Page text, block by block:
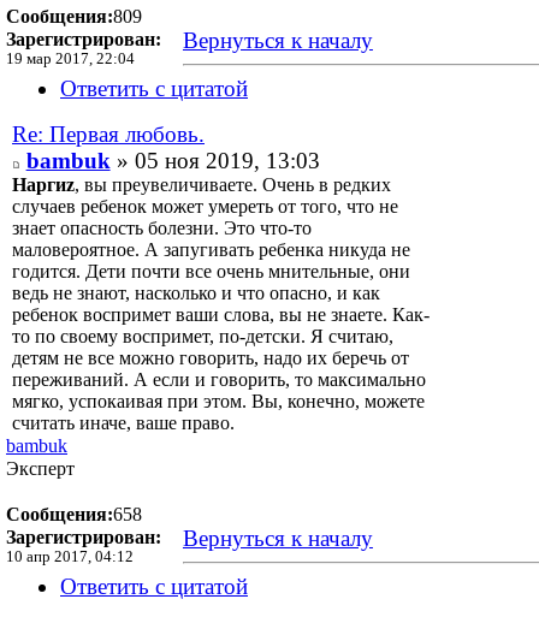
Сообщения:809
Зарегистрирован:
19 мар 2017, 22:04
Вернуться к началу
Ответить с цитатой
Re: Первая любовь.
bambuk » 05 ноя 2019, 13:03
Наргиz, вы преувеличиваете. Очень в редких
случаев ребенок может умереть от того, что не
знает опасность болезни. Это что-то
маловероятное. А запугивать ребенка никуда не
годится. Дети почти все очень мнительные, они
ведь не знают, насколько и что опасно, и как
ребенок воспримет ваши слова, вы не знаете. Как-
то по своему воспримет, по-детски. Я считаю,
детям не все можно говорить, надо их беречь от
переживаний. А если и говорить, то максимально
мягко, успокаивая при этом. Вы, конечно, можете
считать иначе, ваше право.
bambuk
Эксперт
Сообщения:658
Зарегистрирован:
10 апр 2017, 04:12
Вернуться к началу
Ответить с цитатой